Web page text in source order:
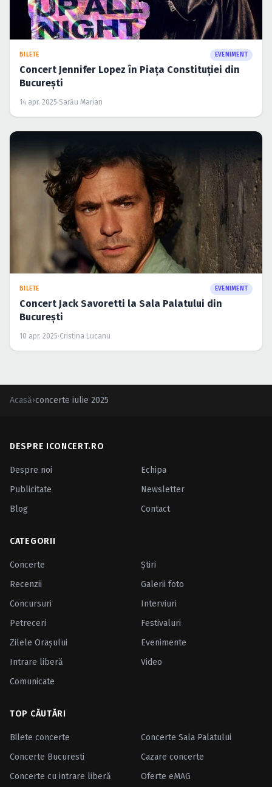
BILETE EVENIMENT
Concert Jennifer Lopez în Piața Constituției din
București
14 apr. 2025·Sarău Marian
BILETE EVENIMENT
Concert Jack Savoretti la Sala Palatului din
București
10 apr. 2025·Cristina Lucanu
Acasă›concerte iulie 2025
DESPRE ICONCERT.RO
Despre noi
Echipa
Publicitate
Newsletter
Blog
Contact
CATEGORII
Concerte
Ştiri
Recenzii
Galerii foto
Concursuri
Interviuri
Petreceri
Festivaluri
Zilele Oraşului
Evenimente
Intrare liberă
Video
Comunicate
TOP CĂUTĂRI
Bilete concerte
Concerte Sala Palatului
Concerte Bucuresti
Cazare concerte
Concerte cu intrare liberă
Oferte eMAG